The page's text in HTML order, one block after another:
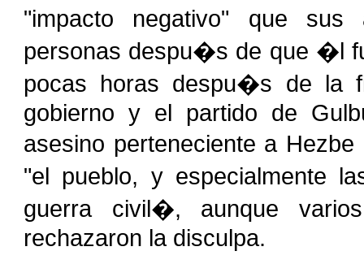
"impacto negativo" que
personas despu�s de que �l
pocas horas despu�s de la
gobierno y el partido de
asesino perteneciente a
"el pueblo, y especialmente
guerra civil�, aunque
rechazaron la disculpa.